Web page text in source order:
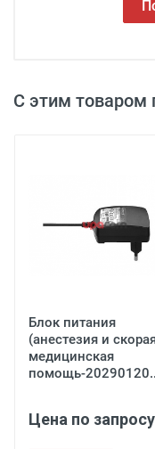
С этим товаром
Блок питания
(анестезия и
медицинская
помощь-
Цена по запросу